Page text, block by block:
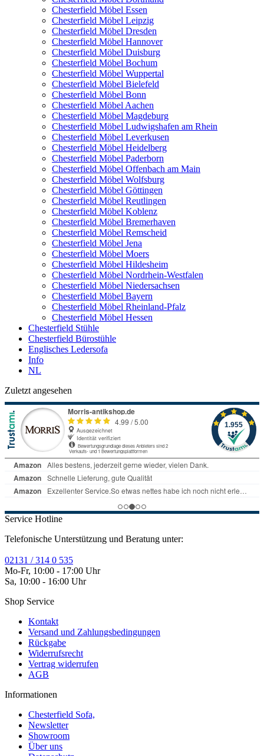
Chesterfield Möbel Essen
Chesterfield Möbel Leipzig
Chesterfield Möbel Dresden
Chesterfield Möbel Hannover
Chesterfield Möbel Duisburg
Chesterfield Möbel Bochum
Chesterfield Möbel Wuppertal
Chesterfield Möbel Bielefeld
Chesterfield Möbel Bonn
Chesterfield Möbel Aachen
Chesterfield Möbel Magdeburg
Chesterfield Möbel Ludwigshafen am Rhein
Chesterfield Möbel Leverkusen
Chesterfield Möbel Heidelberg
Chesterfield Möbel Paderborn
Chesterfield Möbel Offenbach am Main
Chesterfield Möbel Wolfsburg
Chesterfield Möbel Göttingen
Chesterfield Möbel Reutlingen
Chesterfield Möbel Koblenz
Chesterfield Möbel Bremerhaven
Chesterfield Möbel Remscheid
Chesterfield Möbel Jena
Chesterfield Möbel Moers
Chesterfield Möbel Hildesheim
Chesterfield Möbel Nordrhein-Westfalen
Chesterfield Möbel Niedersachsen
Chesterfield Möbel Bayern
Chesterfield Möbel Rheinland-Pfalz
Chesterfield Möbel Hessen
Chesterfield Stühle
Chesterfield Bürostühle
Englisches Ledersofa
Info
NL
Zuletzt angesehen
Service Hotline
Telefonische Unterstützung und Beratung unter:
02131 / 314 0 535
Mo-Fr, 10:00 - 17:00 Uhr
Sa, 10:00 - 16:00 Uhr
Shop Service
Kontakt
Versand und Zahlungsbedingungen
Rückgabe
Widerrufsrecht
Vertrag widerrufen
AGB
Informationen
Chesterfield Sofa,
Newsletter
Showroom
Über uns